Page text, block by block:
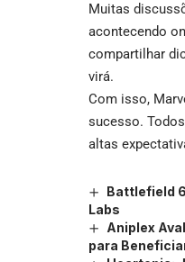
Muitas
acontecendo
compartilhar
virá.
Com isso,
sucesso.
altas
Battlefield
Labs
Aniplex
para